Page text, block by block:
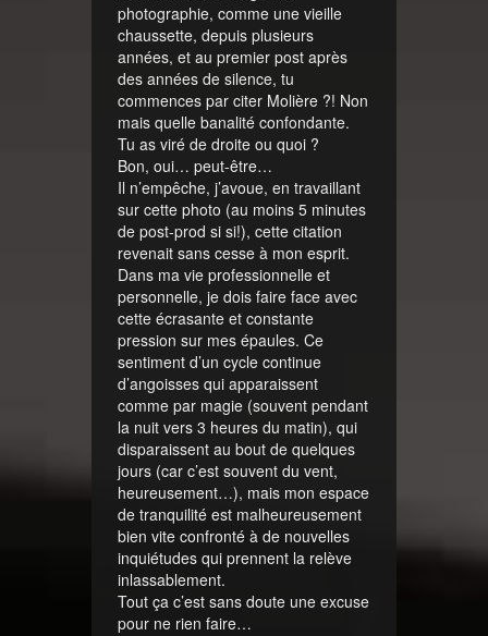
photographie, comme une vieille
chaussette, depuis plusieurs
années, et au premier post après
des années de silence, tu
commences par citer Molière ?! Non
mais quelle banalité confondante.
Tu as viré de droite ou quoi ?
Bon, oui… peut-être…
Il n’empêche, j’avoue, en travaillant
sur cette photo (au moins 5 minutes
de post-prod si si!), cette citation
revenait sans cesse à mon esprit.
Dans ma vie professionnelle et
personnelle, je dois faire face avec
cette écrasante et constante
pression sur mes épaules. Ce
sentiment d’un cycle continue
d’angoisses qui apparaissent
comme par magie (souvent pendant
la nuit vers 3 heures du matin), qui
disparaissent au bout de quelques
jours (car c’est souvent du vent,
heureusement…), mais mon espace
de tranquilité est malheureusement
bien vite confronté à de nouvelles
inquiétudes qui prennent la relève
inlassablement.
Tout ça c’est sans doute une excuse
pour ne rien faire…